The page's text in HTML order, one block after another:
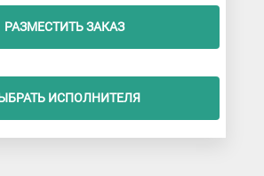
РАЗМЕСТИТЬ ЗАКАЗ
ИСПОЛНИТЕЛЯ